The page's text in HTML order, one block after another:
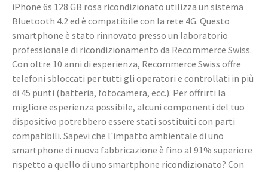
iPhone 6s 128 GB rosa ricondizionato utilizza un sistema
Bluetooth 4.2 ed è compatibile con la rete 4G. Questo
smartphone è stato rinnovato presso un laboratorio
professionale di ricondizionamento da Recommerce Swiss.
Con oltre 10 anni di esperienza, Recommerce Swiss offre
telefoni sbloccati per tutti gli operatori e controllati in più
di 45 punti (batteria, fotocamera, ecc.). Per offrirti la
migliore esperienza possibile, alcuni componenti del tuo
dispositivo potrebbero essere stati sostituiti con parti
compatibili. Sapevi che l'impatto ambientale di uno
smartphone di nuova fabbricazione è fino al 91% superiore
rispetto a quello di uno smartphone ricondizionato? Con